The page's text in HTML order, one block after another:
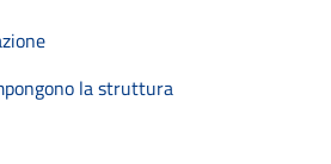
la struttura